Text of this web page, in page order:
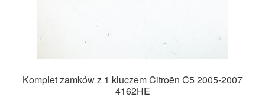
Komplet zamków z 1 kluczem Citroën C5 2005-2007
4162HE